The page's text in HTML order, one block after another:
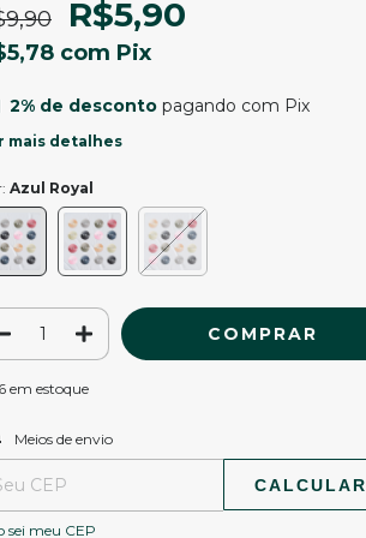
R$5,90
com Pix
2% de descontopagando com Pix
mais detalhes
Azul Royal
6 em estoque
para o CEP:
Meios de envio
CALCULAR
sei meu CEP